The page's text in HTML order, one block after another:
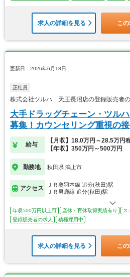
求人の詳細を見る こ
更新日：2026年6月18日
正社員
株式会社ツルハ 天王長沼店の登録販売者
大手ドラッグチェーン・ツル
募集！カウンセリング重視の
給与
【月収】18.0万円～28.5万円
【年収】350万円～500万円
勤務地 秋田県 潟上市
アクセス
ＪＲ奥羽本線 追分(秋田)駅
ＪＲ男鹿線 追分(秋田)駅
年収500万円以上可 産休・育休取得実績有り ス
登録販売者の求人
積極採用中
求人の詳細を見る こ